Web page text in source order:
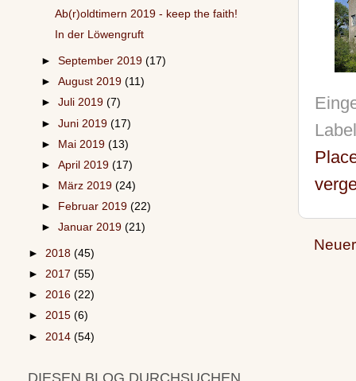
Ab(r)oldtimern 2019 - keep the faith!
In der Löwengruft
►September 2019(17)
►August 2019(11)
►Juli 2019(7)
►Juni 2019(17)
► Mai 2019(13)
►April 2019(17)
►
März 2019(24)
►
Februar 2019(22)
►Januar 2019(21)
► 2018 (45)
► 2017 (55)
► 2016 (22)
► 2015 (6)
► 2014 (54)
DIESEN BLOG DURCHSUCHEN